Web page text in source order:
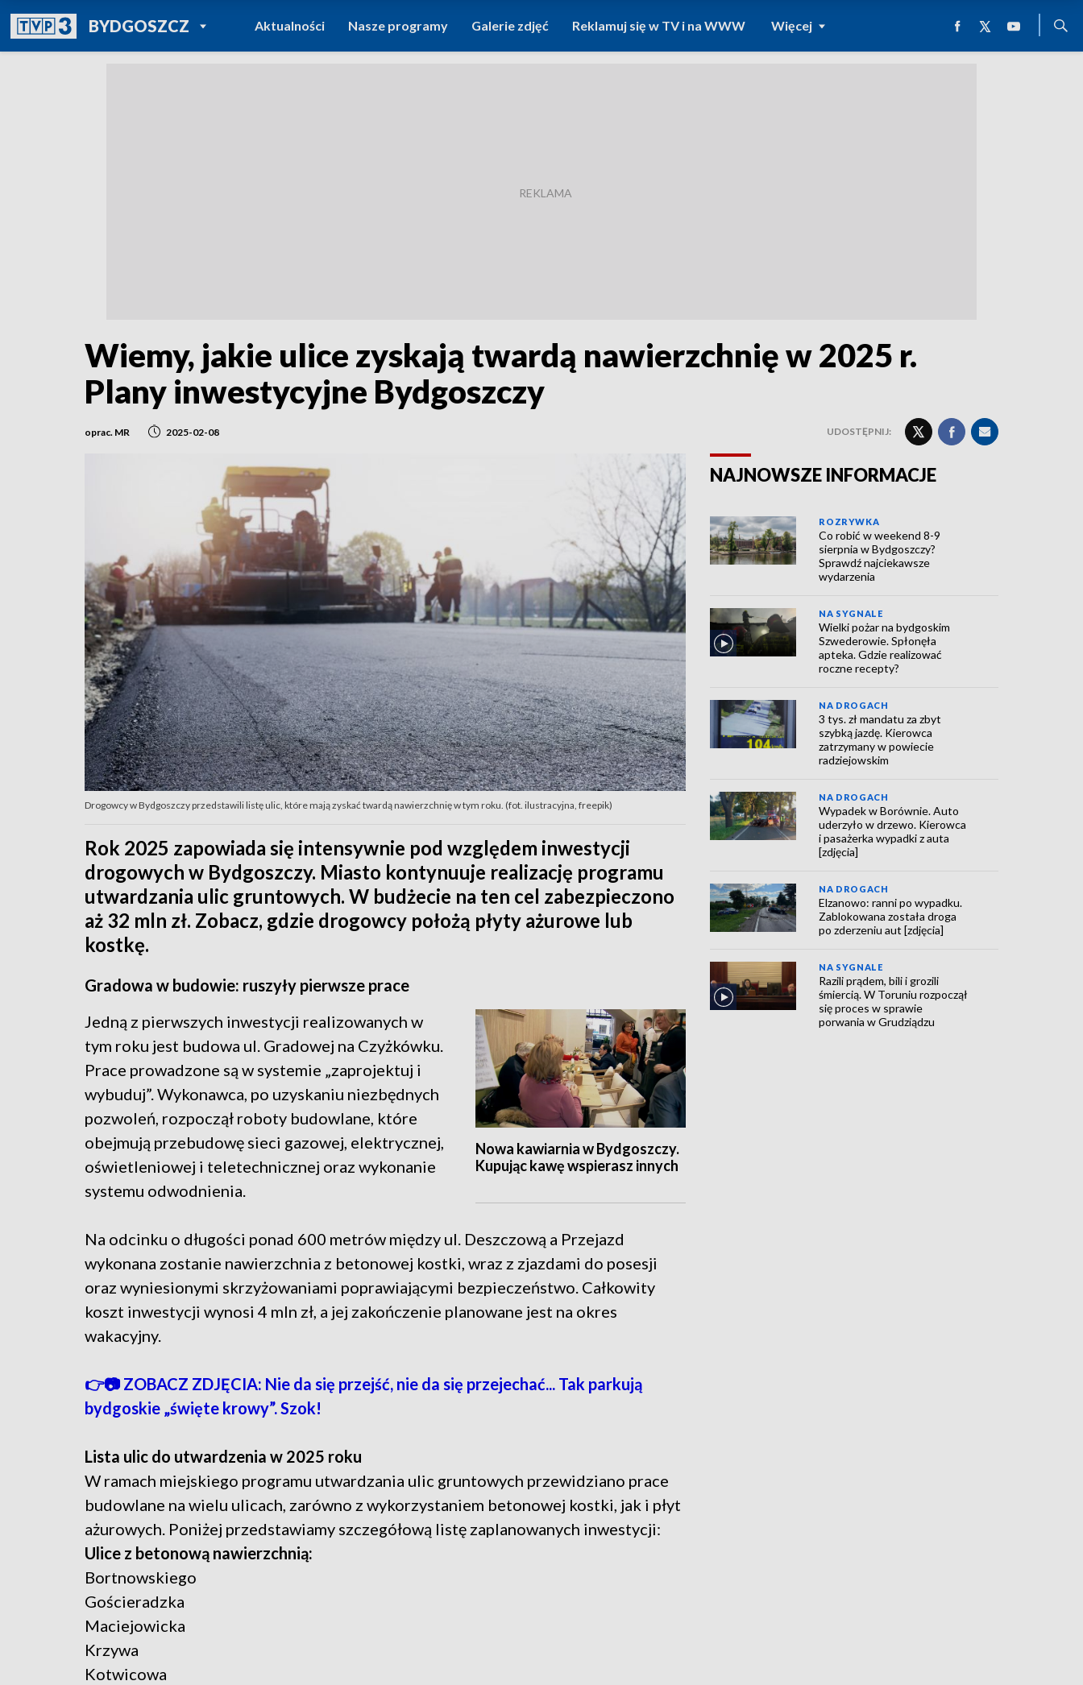
BYDGOSZCZPOWRÓT DO
TVP REGIONY
Aktualności Nasze programy Galerie zdjęć Reklamuj się w TV i na WWW Więcej
Wiemy, jakie ulice zyskają twardą nawierzchnię w 2025 r.
Plany inwestycyjne Bydgoszczy
oprac. MR 2025-02-08 UDOSTĘPNIJ:
Drogowcy w Bydgoszczy przedstawili listę ulic, które mają zyskać twardą nawierzchnię w tym roku. (fot. ilustracyjna, freepik)
Rok 2025 zapowiada się intensywnie pod względem inwestycji
drogowych w Bydgoszczy. Miasto kontynuuje realizację programu
utwardzania ulic gruntowych. W budżecie na ten cel zabezpieczono
aż 32 mln zł. Zobacz, gdzie drogowcy położą płyty ażurowe lub
kostkę.
Gradowa w budowie: ruszyły pierwsze prace
Nowa kawiarnia w Bydgoszczy.
Kupując kawę wspierasz innych
Jedną z pierwszych inwestycji realizowanych w
tym roku jest budowa ul. Gradowej na Czyżkówku.
Prace prowadzone są w systemie „zaprojektuj i
wybuduj”. Wykonawca, po uzyskaniu niezbędnych
pozwoleń, rozpoczął roboty budowlane, które
obejmują przebudowę sieci gazowej, elektrycznej,
oświetleniowej i teletechnicznej oraz wykonanie
systemu odwodnienia.
Na odcinku o długości ponad 600 metrów między ul. Deszczową a Przejazd
wykonana zostanie nawierzchnia z betonowej kostki, wraz z zjazdami do posesji
oraz wyniesionymi skrzyżowaniami poprawiającymi bezpieczeństwo. Całkowity
koszt inwestycji wynosi 4 mln zł, a jej zakończenie planowane jest na okres
wakacyjny.
👉📷 ZOBACZ ZDJĘCIA: Nie da się przejść, nie da się przejechać... Tak parkują
bydgoskie „święte krowy”. Szok!
Lista ulic do utwardzenia w 2025 roku
W ramach miejskiego programu utwardzania ulic gruntowych przewidziano prace
budowlane na wielu ulicach, zarówno z wykorzystaniem betonowej kostki, jak i płyt
ażurowych. Poniżej przedstawiamy szczegółową listę zaplanowanych inwestycji:
Ulice z betonową nawierzchnią:
Bortnowskiego
Gościeradzka
Maciejowicka
Krzywa
Kotwicowa
NAJNOWSZE INFORMACJE
ROZRYWKA
Co robić w weekend 8-9
sierpnia w Bydgoszczy?
Sprawdź najciekawsze
wydarzenia
NA SYGNALE
Wielki pożar na bydgoskim
Szwederowie. Spłonęła
apteka. Gdzie realizować
roczne recepty?
NA DROGACH
3 tys. zł mandatu za zbyt
szybką jazdę. Kierowca
zatrzymany w powiecie
radziejowskim
NA DROGACH
Wypadek w Borównie. Auto
uderzyło w drzewo. Kierowca
i pasażerka wypadki z auta
[zdjęcia]
NA DROGACH
Elzanowo: ranni po wypadku.
Zablokowana została droga
po zderzeniu aut [zdjęcia]
NA SYGNALE
Razili prądem, bili i grozili
śmiercią. W Toruniu rozpoczął
się proces w sprawie
porwania w Grudziądzu